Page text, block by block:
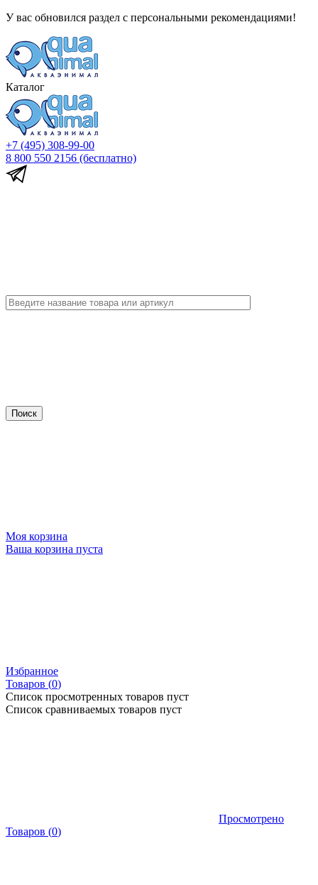
У вас обновился раздел с персональными рекомендациями!
Каталог
+7 (495) 308-99-00
8 800 550 2156 (бесплатно)
Моя корзина
Ваша корзина пуста
Избранное
Товаров (0)
Список просмотренных товаров пуст
Список сравниваемых товаров пуст
Просмотрено
Товаров (0)